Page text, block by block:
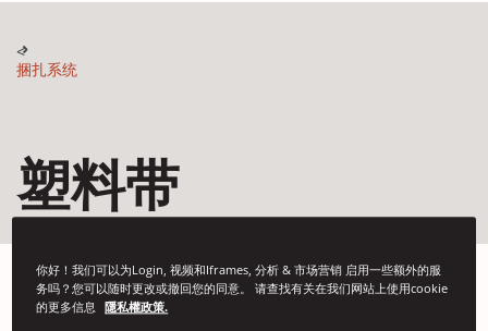
捆扎系统
塑料带
Signode提供多种塑料捆扎解决方案，包括30% PCR捆带、
你好！我们可以为Login, 视频和Iframes, 分析 & 市场营销 启用一些额外的服
务吗？您可以随时更改或撤回您的同意。 请查找有关在我们网站上使用cookie
的更多信息
隱私權政策.